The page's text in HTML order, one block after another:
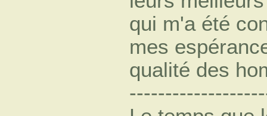
qui m'a été
mes
qualité des